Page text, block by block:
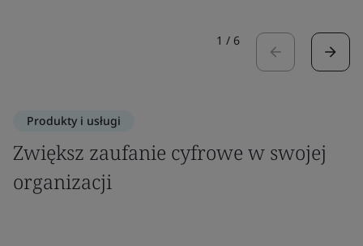
1 / 6
Produkty i usługi
Zwiększ zaufanie cyfrowe w swojej
organizacji